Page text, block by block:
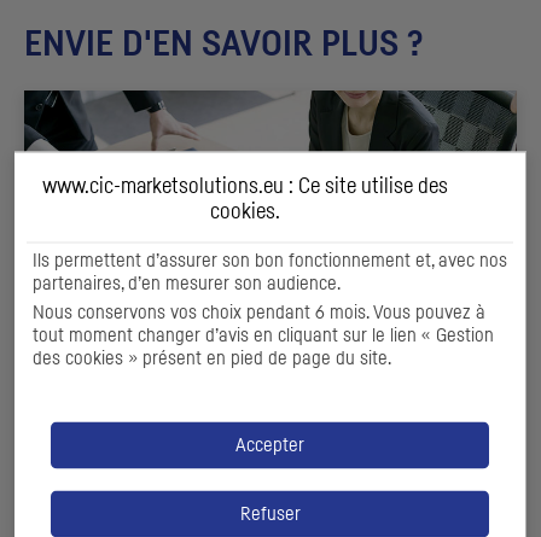
ENVIE D'EN SAVOIR PLUS ?
& EVALUATION ET DIAGNOSTIC
Valoriser votre entreprise et son potentiel
www.cic-marketsolutions.eu : Ce site utilise des
cookies
Ils permettent d’assurer son bon fonctionnement et, avec nos
partenaires, d’en mesurer son audience.
Nous conservons vos choix pendant 6 mois. Vous pouvez à
tout moment changer d’avis en cliquant sur le lien « Gestion
des cookies » présent en pied de page du site.
Accepter
Refuser